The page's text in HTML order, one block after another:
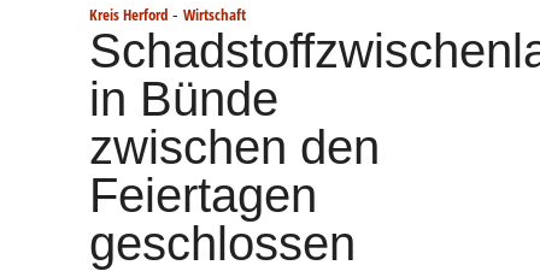
Kreis Herford - Wirtschaft
in Bünde
zwischen den
Feiertagen
geschlossen